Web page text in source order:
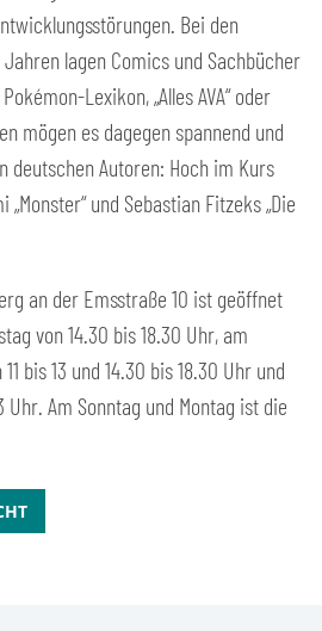
Bei den
lagen Comics und Sachbücher
Lexikon, „Alles AVA“ oder
mögen es dagegen spannend und
deutschen Autoren: Hoch im Kurs
„Monster“ und Sebastian Fitzeks „Die
an der Emsstraße 10 ist geöffnet
von 14.30 bis 18.30 Uhr, am
bis 13 und 14.30 bis 18.30 Uhr und
Uhr. Am Sonntag und Montag ist die